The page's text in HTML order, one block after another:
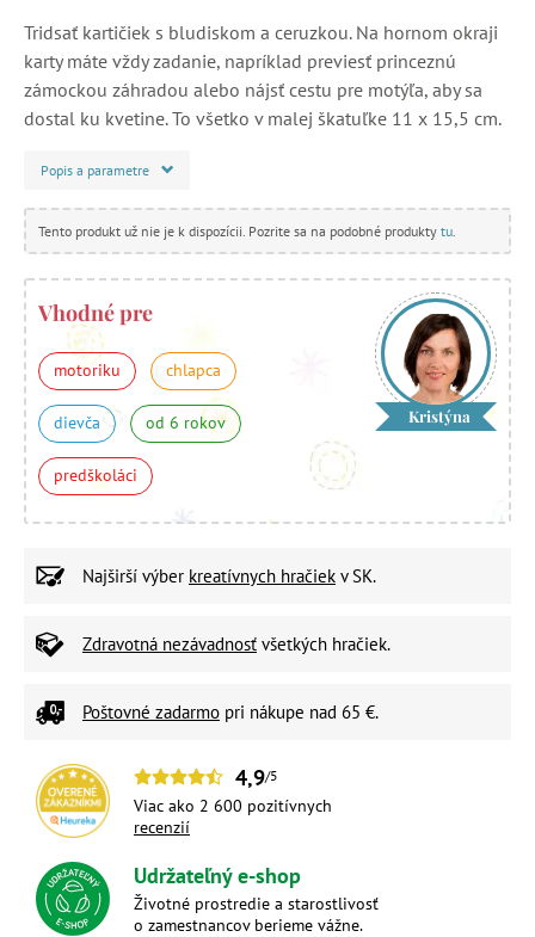
Tridsať kartičiek s bludiskom a ceruzkou. Na hornom okraji
karty máte vždy zadanie, napríklad previesť princeznú
zámockou záhradou alebo nájsť cestu pre motýľa, aby sa
dostal ku kvetine. To všetko v malej škatuľke 11 x 15,5 cm.
Popis a parametre
Tento produkt už nie je k dispozícii. Pozrite sa na podobné produkty tu
Vhodné pre
motoriku chlapca
dievča od 6 rokov
predškoláci
Kristýna
Najširší výber kreatívnych hračiek v SK.
Zdravotná nezávadnosť všetkých hračiek.
Poštovné zadarmo pri nákupe nad 65 €.
4,9/5
Viac ako 2 600 pozitívnych
recenzií
Udržateľný e-shop
Životné prostredie a starostlivosť
o zamestnancov berieme vážne.